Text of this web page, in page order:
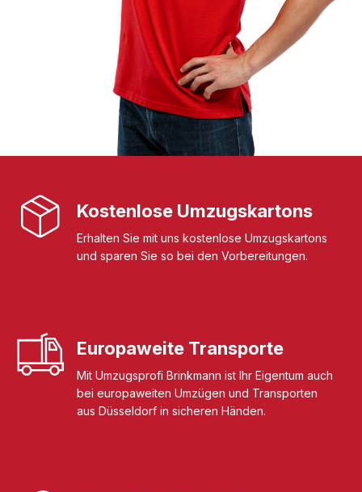
Kostenlose Umzugskartons
Erhalten Sie mit uns kostenlose Umzugskartons
und sparen Sie so bei den Vorbereitungen.
Europaweite Transporte
Mit Umzugsprofi Brinkmann ist Ihr Eigentum auch
bei europaweiten Umzügen und Transporten
aus Düsseldorf in sicheren Händen.